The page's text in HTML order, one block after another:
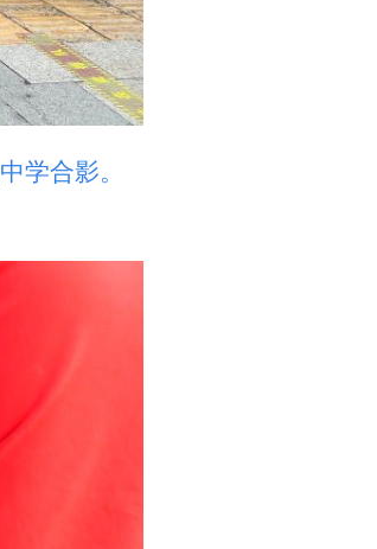
学合影。